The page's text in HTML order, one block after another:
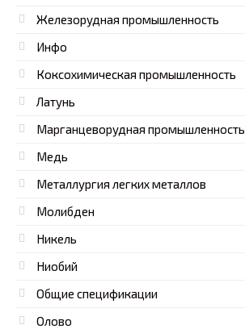
Железорудная промышленность
Инфо
Коксохимическая промышленность
Латунь
Марганцеворудная промышленность
Медь
Металлургия легких металлов
Молибден
Никель
Ниобий
Общие спецификации
Олово